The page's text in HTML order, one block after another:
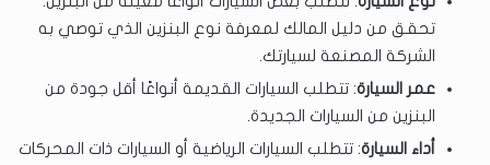
تحقق من دليل المالك لمعرفة نوع البنزين الذي توصي به
الشركة المصنعة لسيارتك.
عمر السيارة: تتطلب السيارات القديمة أنواعًا أقل جودة من
البنزين من السيارات الجديدة.
أداء السيارة: تتطلب السيارات الرياضية أو السيارات ذات المحركات